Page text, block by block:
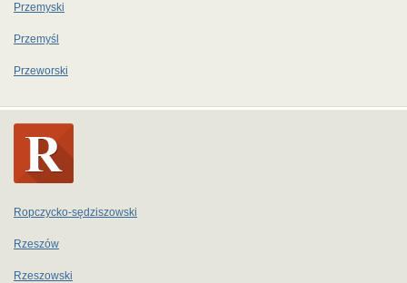
Przemyski
Przemyśl
Przeworski
Ropczycko-sędziszowski
Rzeszów
Rzeszowski